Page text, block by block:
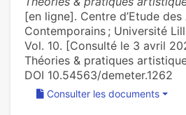
[en ligne]. Centre d’Etude
Contemporains ; Université
Vol. 10. [Consulté le 3 avril
Théories & pratiques
DOI 10.54563/demeter.1262
Consulter les documents